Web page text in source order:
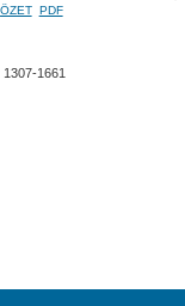
ÖZET PDF
1307-1661